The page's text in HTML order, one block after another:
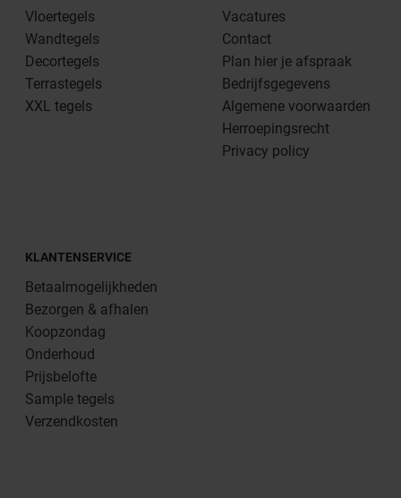
Vloertegels
Wandtegels
Decortegels
Terrastegels
XXL tegels
Vacatures
Contact
Plan hier je afspraak
Bedrijfsgegevens
Algemene voorwaarden
Herroepingsrecht
Privacy policy
KLANTENSERVICE
Betaalmogelijkheden
Bezorgen & afhalen
Koopzondag
Onderhoud
Prijsbelofte
Sample tegels
Verzendkosten